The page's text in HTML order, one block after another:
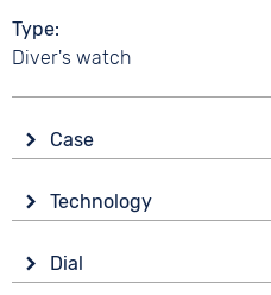
Type
Diver's watch
Case
Synthetic glass
Shape
Tonneau/Oval
Technology
Automatic
Dial